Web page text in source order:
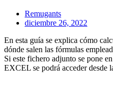
Remugants
diciembre 26, 2022
En esta guía se explica cómo
dónde salen las fórmulas
Si este fichero adjunto se pone
EXCEL se podrá acceder desde